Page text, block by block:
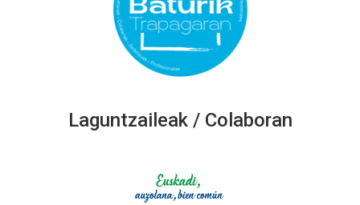
Laguntzaileak / Colaboran